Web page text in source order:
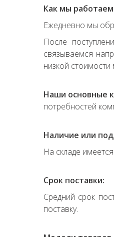
Как мы
Ежедневно мы
После
связываемся
низкой
Наши основные
потребностей
Наличие или под
На складе
Срок поставки:
Средний срок
поставку.